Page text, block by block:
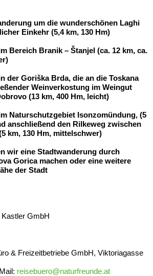
um die wunderschönen Laghi
Einkehr (5,4 km, 130 Hm)
Bereich Branik – Štanjel (ca. 12 km, ca.
der Goriška Brda, die an die Toskana
Weinverkostung im Weingut
(13 km, 400 Hm, leicht)
Naturschutzgebiet Isonzomündung, (5
anschließend den Rilkeweg zwischen
km, 130 Hm, mittelschwer)
wir eine Stadtwanderung durch
Gorica machen oder eine weitere
der Stadt
GmbH
& Freizeitbetriebe GmbH, Viktoriagasse
Wien
reisebuero@naturfreunde.at